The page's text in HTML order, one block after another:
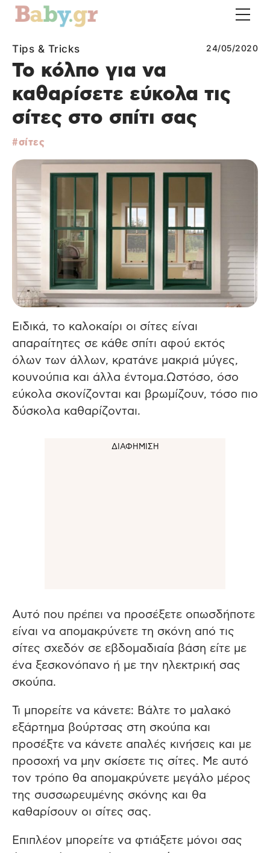
Tips & Tricks 24/05/2020
Το κόλπο για να
καθαρίσετε εύκολα τις
σίτες στο σπίτι σας
σίτες
Ειδικά, το καλοκαίρι οι σίτες είναι
απαραίτητες σε κάθε σπίτι αφού εκτός
όλων των άλλων, κρατάνε μακριά μύγες,
κουνούπια και άλλα έντομα.Ωστόσο, όσο
εύκολα σκονίζονται και βρωμίζουν, τόσο πιο
δύσκολα καθαρίζονται.
Αυτό που πρέπει να προσέξετε οπωσδήποτε
είναι να απομακρύνετε τη σκόνη από τις
σίτες σχεδόν σε εβδομαδιαία βάση είτε με
ένα ξεσκονόπανο ή με την ηλεκτρική σας
σκούπα.
Τι μπορείτε να κάνετε: Βάλτε το μαλακό
εξάρτημα βούρτσας στη σκούπα και
προσέξτε να κάνετε απαλές κινήσεις και με
προσοχή να μην σκίσετε τις σίτες. Με αυτό
τον τρόπο θα απομακρύνετε μεγάλο μέρος
της συσσωρευμένης σκόνης και θα
καθαρίσουν οι σίτες σας.
Επιπλέον μπορείτε να φτιάξετε μόνοι σας